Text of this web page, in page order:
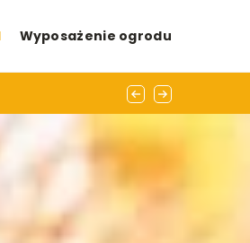
Wyposażenie ogrodu